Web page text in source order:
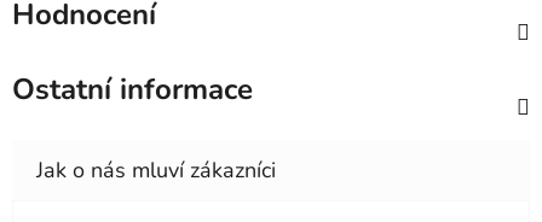
Hodnocení
Ostatní informace